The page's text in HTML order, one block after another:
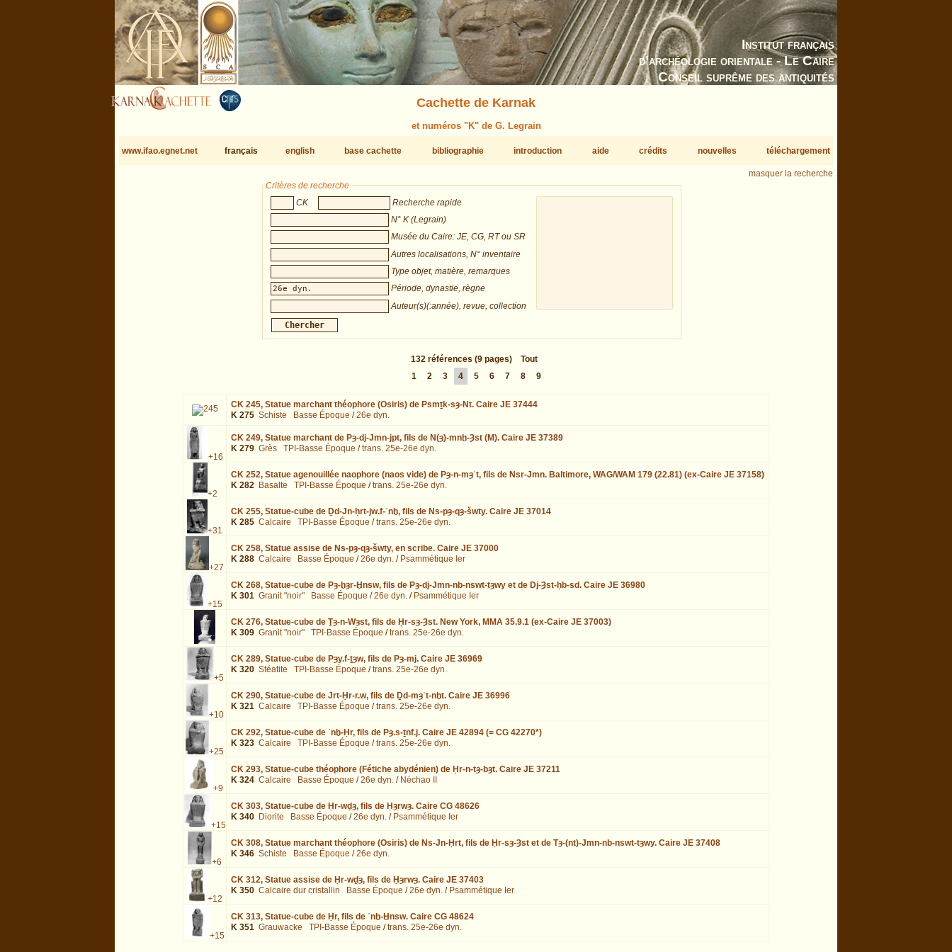
Institut français
d’archéologie orientale - Le Caire
Conseil suprême des antiquités
Cachette de Karnak
et numéros "K" de G. Legrain
www.ifao.egnet.net français english base cachette bibliographie introduction aide crédits nouvelles téléchargement
masquer la recherche
Critères de recherche
CK
Recherche rapide
N° K (Legrain)
Musée du Caire: JE, CG, RT ou SR
Autres localisations, N° inventaire
Type objet, matière, remarques
Période, dynastie, règne
Auteur(s)(:année), revue, collection
132 références (9 pages)
Tout
1
2 3 4 5 6 7 8 9
CK 245, Statue marchant théophore (Osiris) de Psmṯk-sȝ-Nt. Caire JE 37444
K 275 Schiste Basse Époque /26e dyn.
+16
CK 249, Statue marchant de Pȝ-dj-Jmn-jpt, fils de N(ȝ)-mnḫ-Ȝst (M). Caire JE 37389
K 279 Grès TPI-Basse Époque /trans. 25e-26e dyn.
+2
CK 252, Statue agenouillée naophore (naos vide) de Pȝ-n-mȝʿt, fils de Nsr-Jmn. Baltimore, WAG/WAM 179 (22.81) (ex-Caire JE 37158)
K 282 Basalte TPI-Basse Époque /trans. 25e-26e dyn.
+31
CK 255, Statue-cube de Ḏd-Jn-ḥrt-jw.f-ʿnḫ, fils de Ns-pȝ-qȝ-šwty. Caire JE 37014
K 285 Calcaire TPI-Basse Époque /trans. 25e-26e dyn.
+27
CK 258, Statue assise de Ns-pȝ-qȝ-šwty, en scribe. Caire JE 37000
K 288 Calcaire Basse Époque /26e dyn. / Psammétique Ier
+15
CK 268, Statue-cube de Pȝ-ḫȝr-Ḫnsw, fils de Pȝ-dj-Jmn-nb-nswt-tȝwy et de Dj-Ȝst-ḥb-sd. Caire JE 36980
K 301 Granit "noir" Basse Époque /26e dyn. / Psammétique Ier
CK 276, Statue-cube de Ṯȝ-n-Wȝst, fils de Ḥr-sȝ-Ȝst. New York, MMA 35.9.1 (ex-Caire JE 37003)
K 309 Granit "noir" TPI-Basse Époque /trans. 25e-26e dyn.
+5
CK 289, Statue-cube de Pȝy.f-ṯȝw, fils de Pȝ-mj. Caire JE 36969
K 320 Stéatite TPI-Basse Époque /trans. 25e-26e dyn.
+10
CK 290, Statue-cube de Jrt-Ḥr-r.w, fils de Ḏd-mȝʿt-nḫt. Caire JE 36996
K 321 Calcaire TPI-Basse Époque /trans. 25e-26e dyn.
+25
CK 292, Statue-cube de ʿnḫ-Ḥr, fils de Pȝ.s-ṯnf.j. Caire JE 42894 (= CG 42270*)
K 323 Calcaire TPI-Basse Époque /trans. 25e-26e dyn.
+9
CK 293, Statue-cube théophore (Fétiche abydénien) de Ḥr-n-tȝ-bȝt. Caire JE 37211
K 324 Calcaire Basse Époque /26e dyn. / Néchao II
+15
CK 303, Statue-cube de Ḥr-wḏȝ, fils de Ḥȝrwȝ. Caire CG 48626
K 340 Diorite Basse Époque /26e dyn. / Psammétique Ier
+6
CK 308, Statue marchant théophore (Osiris) de Ns-Jn-Ḥrt, fils de Ḥr-sȝ-Ȝst et de Tȝ-(nt)-Jmn-nb-nswt-tȝwy. Caire JE 37408
K 346 Schiste Basse Époque /26e dyn.
+12
CK 312, Statue assise de Ḥr-wḏȝ, fils de Ḥȝrwȝ. Caire JE 37403
K 350 Calcaire dur cristallin Basse Époque /26e dyn. / Psammétique Ier
+15
CK 313, Statue-cube de Ḥr, fils de ʿnḫ-Ḫnsw. Caire CG 48624
K 351 Grauwacke TPI-Basse Époque /trans. 25e-26e dyn.